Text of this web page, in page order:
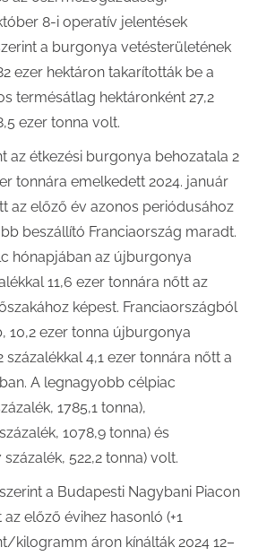
8-i operatív jelentések
a burgonya vetésterületének
ezer hektáron takarították be a
termésátlag hektáronként 27,2
ezer tonna volt.
az étkezési burgonya behozatala 2
tonnára emelkedett 2024. január
az előző év azonos periódusához
beszállító Franciaország maradt.
hónapjában az újburgonya
11,6 ezer tonnára nőtt az
képest. Franciaországból
10,2 ezer tonna újburgonya
százalékkal 4,1 ezer tonnára nőtt a
A legnagyobb célpiac
1785,1 tonna),
1078,9 tonna) és
522,2 tonna) volt.
a Budapesti Nagybani Piacon
előző évihez hasonló (+1
kilogramm áron kínálták 2024 12–